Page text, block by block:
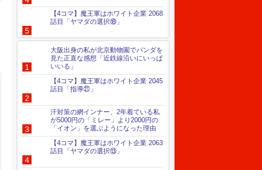
【4コマ】魔王軍はホワイト企業 2068
話目「ヤマダの選択⑱」
大阪出身の私が北京動物園でパンダを
見た正直な感想「近鉄線沿いにいっぱ
いいる」
【4コマ】魔王軍はホワイト企業 2045
話目「指導㉑」
汗対策の網インナー、2年着ている私
が5000円の「ミレー」より2000円の
「イオン」を選ぶようになった理由
【4コマ】魔王軍はホワイト企業 2063
話目「ヤマダの選択⑬」